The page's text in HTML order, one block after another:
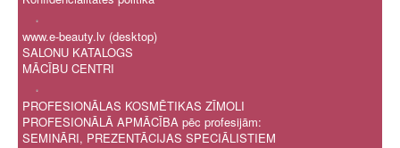
.
www.e-beauty.lv (desktop)
SALONU KATALOGS
MĀCĪBU CENTRI
.
PROFESIONĀLAS KOSMĒTIKAS ZĪMOLI
PROFESIONĀLĀ APMĀCĪBA pēc profesijām:
SEMINĀRI, PREZENTĀCIJAS SPECIĀLISTIEM